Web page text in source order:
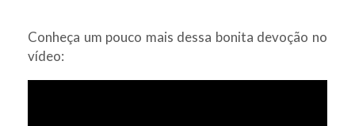
Conheça um pouco mais dessa bonita devoção no
vídeo: